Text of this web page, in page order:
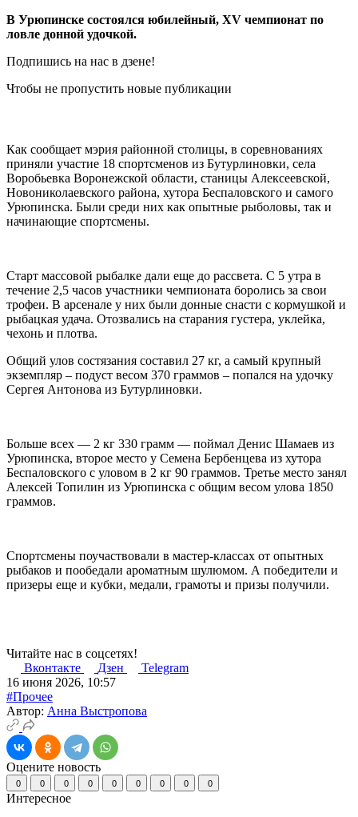
В Урюпинске состоялся юбилейный, XV чемпионат по
ловле донной удочкой.
Подпишись на нас в дзене!
Чтобы не пропустить новые публикации
Как сообщает мэрия районной столицы, в соревнованиях
приняли участие 18 спортсменов из Бутурлиновки, села
Воробьевка Воронежской области, станицы Алексеевской,
Новониколаевского района, хутора Беспаловского и самого
Урюпинска. Были среди них как опытные рыболовы, так и
начинающие спортсмены.
Старт массовой рыбалке дали еще до рассвета. С 5 утра в
течение 2,5 часов участники чемпионата боролись за свои
трофеи. В арсенале у них были донные снасти с кормушкой и
рыбацкая удача. Отозвались на старания густера, уклейка,
чехонь и плотва.
Общий улов состязания составил 27 кг, а самый крупный
экземпляр – подуст весом 370 граммов – попался на удочку
Сергея Антонова из Бутурлиновки.
Больше всех — 2 кг 330 грамм — поймал Денис Шамаев из
Урюпинска, второе место у Семена Бербенцева из хутора
Беспаловского с уловом в 2 кг 90 граммов. Третье место занял
Алексей Топилин из Урюпинска с общим весом улова 1850
граммов.
Спортсмены поучаствовали в мастер-классах от опытных
рыбаков и пообедали ароматным шулюмом. А победители и
призеры еще и кубки, медали, грамоты и призы получили.
Читайте нас в соцсетях!
Вконтакте
Дзен
Telegram
16 июня 2026, 10:57
#Прочее
Автор: Анна Выстропова
Оцените новость
0 0 0 0 0 0 0 0 0
Интересное